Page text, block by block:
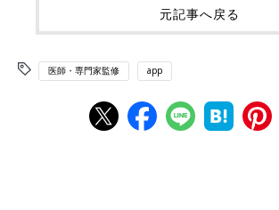
元記事へ戻る
医師・専門家監修 app